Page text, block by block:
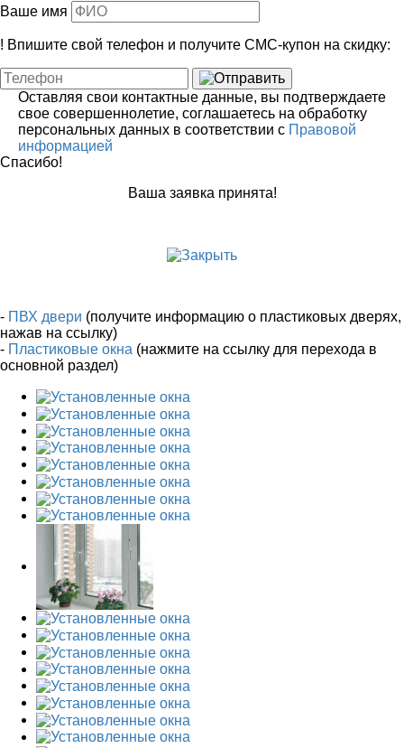
Ваше имя
! Впишите свой телефон и получите СМС-купон на скидку:
Оставляя свои контактные данные, вы подтверждаете
свое совершеннолетие, соглашаетесь на обработку
персональных данных в соответствии с Правовой
информацией
Спасибо!
Ваша заявка принята!
- ПВХ двери (получите информацию о пластиковых дверях,
нажав на ссылку)
- Пластиковые окна (нажмите на ссылку для перехода в
основной раздел)